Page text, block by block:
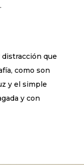
que
como son
y el simple
y con